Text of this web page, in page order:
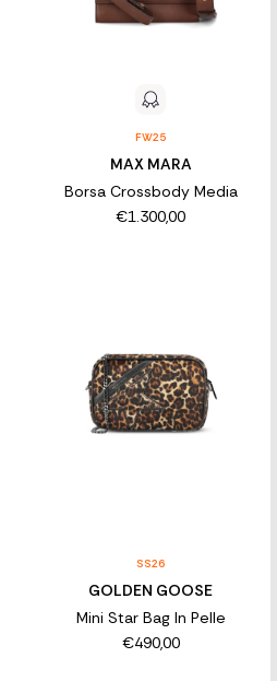
FW25
MAX MARA
Borsa Crossbody Media
€1.300,00
SS26
GOLDEN GOOSE
Mini Star Bag In Pelle
€490,00